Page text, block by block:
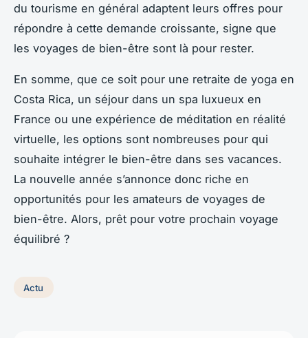
du tourisme en général adaptent leurs offres pour
répondre à cette demande croissante, signe que
les voyages de bien-être sont là pour rester.
En somme, que ce soit pour une retraite de yoga en
Costa Rica, un séjour dans un spa luxueux en
France ou une expérience de méditation en réalité
virtuelle, les options sont nombreuses pour qui
souhaite intégrer le bien-être dans ses vacances.
La nouvelle année s’annonce donc riche en
opportunités pour les amateurs de voyages de
bien-être. Alors, prêt pour votre prochain voyage
équilibré ?
Actu